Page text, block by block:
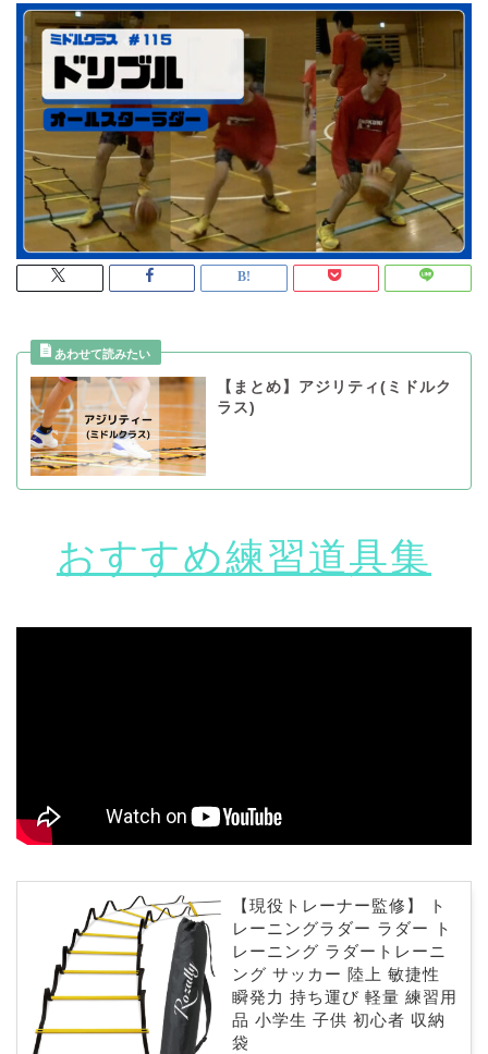
【まとめ】アジリティ(ミドルク
ラス)
おすすめ練習道具集
【現役トレーナー監修】 ト
レーニングラダー ラダー ト
レーニング ラダートレーニ
ング サッカー 陸上 敏捷性
瞬発力 持ち運び 軽量 練習用
品 小学生 子供 初心者 収納
袋